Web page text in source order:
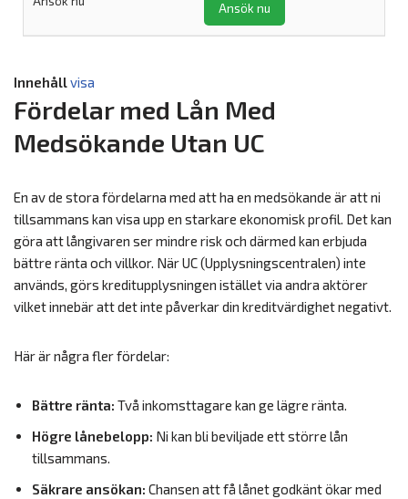
Ansök nu
Innehållvisa
Fördelar med Lån Med
Medsökande Utan UC
En av de stora fördelarna med att ha en medsökande är att ni
tillsammans kan visa upp en starkare ekonomisk profil. Det kan
göra att långivaren ser mindre risk och därmed kan erbjuda
bättre ränta och villkor. När UC (Upplysningscentralen) inte
används, görs kreditupplysningen istället via andra aktörer
vilket innebär att det inte påverkar din kreditvärdighet negativt.
Här är några fler fördelar:
Bättre ränta: Två inkomsttagare kan ge lägre ränta.
Högre lånebelopp: Ni kan bli beviljade ett större lån
tillsammans.
Säkrare ansökan: Chansen att få lånet godkänt ökar med